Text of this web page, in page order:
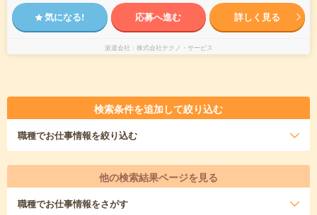
気になる! 応募へ進む 詳しく見る
派遣会社 株式会社テクノ・サービス
検索条件を追加して絞り込む
職種でお仕事情報を絞り込む
他の検索結果ページを見る
職種でお仕事情報をさがす